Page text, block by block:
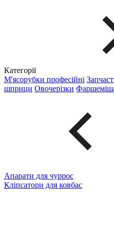
Категорії
М'ясорубки професійні
шприци Овочерізки
Апарати для чуррос
Кліпсатори для ковбас